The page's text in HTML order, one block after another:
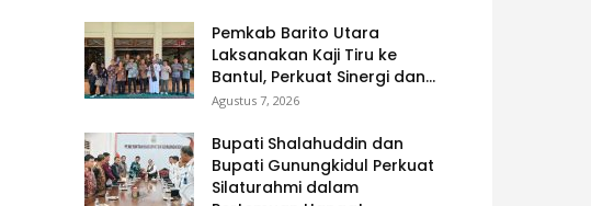
Pemkab Barito Utara
Laksanakan Kaji Tiru ke
Bantul, Perkuat Sinergi dan...
Agustus 7, 2026
Bupati Shalahuddin dan
Bupati Gunungkidul Perkuat
Silaturahmi dalam